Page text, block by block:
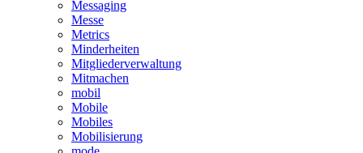
Messaging
Messe
Metrics
Minderheiten
Mitgliederverwaltung
Mitmachen
mobil
Mobile
Mobiles
Mobilisierung